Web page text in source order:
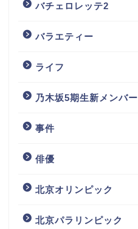
バチェロレッテ2
バラエティー
ライフ
乃木坂5期生新メンバー
事件
俳優
北京オリンピック
北京パラリンピック